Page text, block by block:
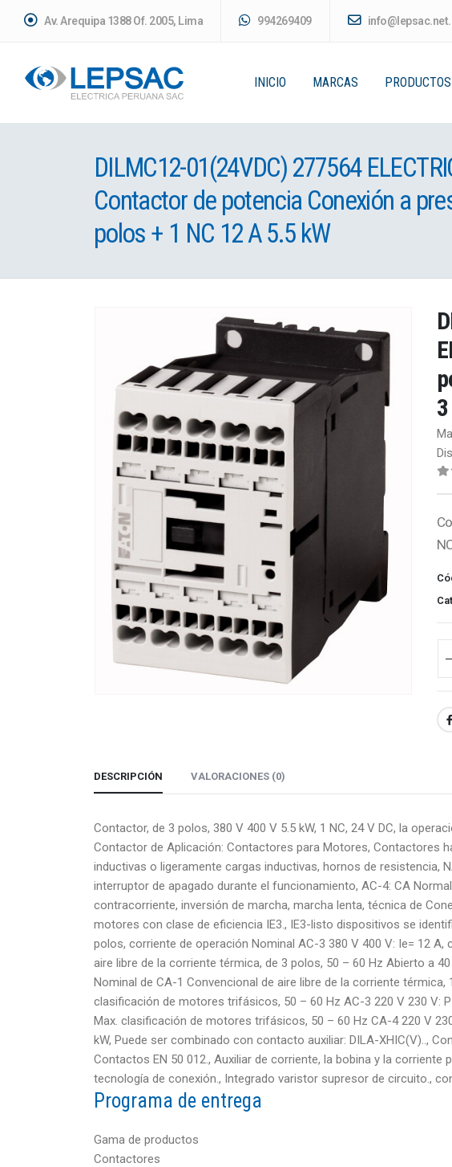
Av. Arequipa 1388 Of. 2005, Lima 994269409
INICIO MARCAS PRODUCTOS
DILMC12-01(24VDC) 277564
Contactor de potencia Conexión a
polos + 1 NC 12 A 5.5 kW
DESCRIPCIÓN VALORACIONES (0)
Contactor, de 3 polos, 380 V 400 V 5.5 kW, 1 NC, 24 V DC, la
Contactor de Aplicación: Contactores para Motores, Contactores
inductivas o ligeramente cargas inductivas, hornos de resistencia,
interruptor de apagado durante el funcionamiento, AC-4: CA
contracorriente, inversión de marcha, marcha lenta, técnica de
motores con clase de eficiencia IE3., IE3-listo dispositivos se
polos, corriente de operación Nominal AC-3 380 V 400 V: Ie= 12
aire libre de la corriente térmica, de 3 polos, 50 – 60 Hz Abierto a
Nominal de CA-1 Convencional de aire libre de la corriente térmica,
clasificación de motores trifásicos, 50 – 60 Hz AC-3 220 V 230 V:
Max. clasificación de motores trifásicos, 50 – 60 Hz CA-4 220 V
kW, Puede ser combinado con contacto auxiliar: DILA-XHIC(V)..,
Contactos EN 50 012., Auxiliar de corriente, la bobina y la corriente
tecnología de conexión., Integrado varistor supresor de circuito.,
Programa de entrega
Gama de productos
Contactores